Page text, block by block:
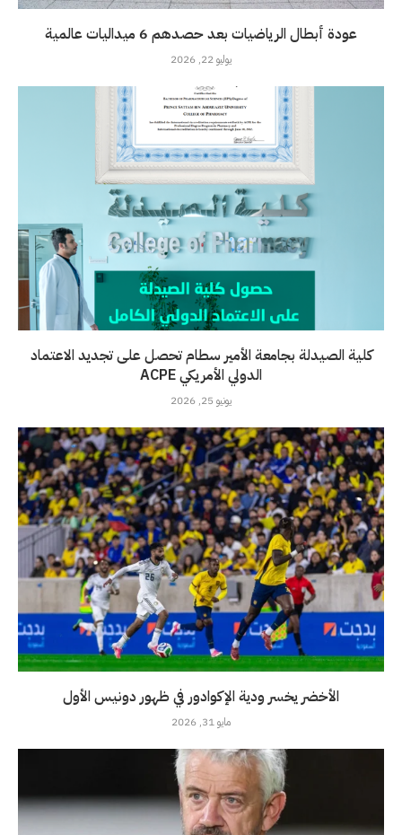
عودة أبطال الرياضيات بعد حصدهم 6 ميداليات عالمية
يوليو 22, 2026
كلية الصيدلة بجامعة الأمير سطام تحصل على تجديد الاعتماد
الدولي الأمريكي ACPE
يونيو 25, 2026
الأخضر يخسر ودية الإكوادور في ظهور دونيس الأول
مايو 31, 2026